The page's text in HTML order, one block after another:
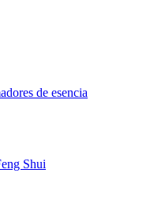
de esencia
Shui